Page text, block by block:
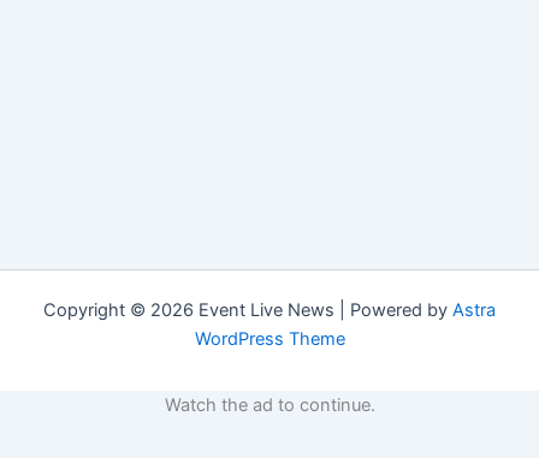
Copyright © 2026 Event Live News | Powered by Astra
WordPress Theme
Watch the ad to continue.